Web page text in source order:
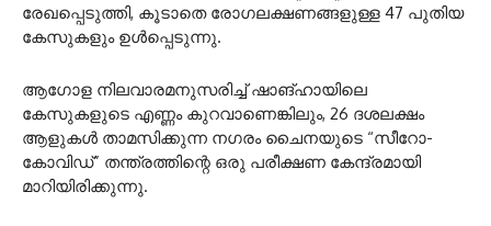
രേഖപ്പെടുത്തി, കൂടാതെ രോഗലക്ഷണങ്ങളുള്ള 47 പുതിയ
കേസുകളും ഉൾപ്പെടുന്നു.
ആഗോള നിലവാരമനുസരിച്ച് ഷാങ്ഹായിലെ
കേസുകളുടെ എണ്ണം കുറവാണെങ്കിലും, 26 ദശലക്ഷം
ആളുകൾ താമസിക്കുന്ന നഗരം ചൈനയുടെ “സീറോ-
കോവിഡ്” തന്ത്രത്തിന്റെ ഒരു പരീക്ഷണ കേന്ദ്രമായി
മാറിയിരിക്കുന്നു.